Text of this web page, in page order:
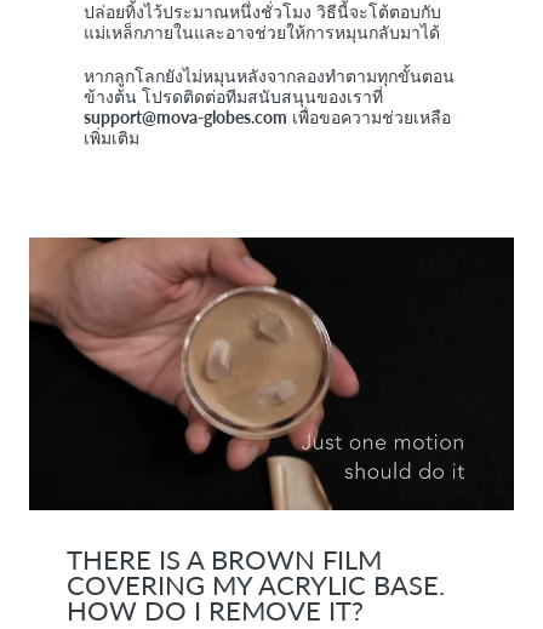
ปล่อยทิ้งไว้ประมาณหนึ่งชั่วโมง วิธีนี้จะโต้ตอบกับ
แม่เหล็กภายในและอาจช่วยให้การหมุนกลับมาได้
หากลูกโลกยังไม่หมุนหลังจากลองทำตามทุกขั้นตอน
ข้างต้น โปรดติดต่อทีมสนับสนุนของเราที่
support@mova-globes.com เพื่อขอความช่วยเหลือ
เพิ่มเติม
THERE IS A BROWN FILM
COVERING MY ACRYLIC BASE.
HOW DO I REMOVE IT?